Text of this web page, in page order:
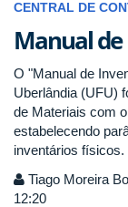
CENTRAL DE
Manual
O "Manual de
Uberlândia (UFU)
de Materiais com
estabelecendo
inventários físicos.
Tiago Moreira
12:20